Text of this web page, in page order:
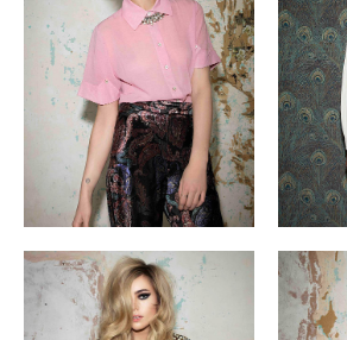
Скидки на обучение
ПРЕПОДАВАТЕЛИ
МАНЯ МОХОВА АНДРЕЙ
СИД СОТТУНГ ЮЛИЯ